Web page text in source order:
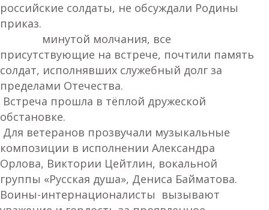
российские солдаты, не обсуждали Родины
приказ.
минутой молчания, все
присутствующие на встрече, почтили память
солдат, исполнявших служебный долг за
пределами Отечества.
Встреча прошла в тёплой дружеской
обстановке.
Для ветеранов прозвучали музыкальные
композиции в исполнении Александра
Орлова, Виктории Цейтлин, вокальной
группы «Русская душа», Дениса Байматова.
Воины-интернационалисты вызывают